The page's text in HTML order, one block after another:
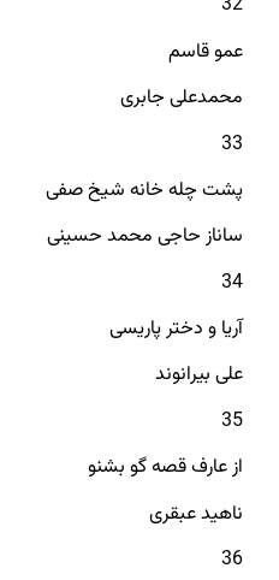
عمو قاسم
محمدعلی جابری
33
پشت چله خانه شیخ صفی
ساناز حاجی محمد حسینی
34
آریا و دختر پاریسی
علی بیرانوند
35
از عارف قصه گو بشنو
ناهید عبقری
36